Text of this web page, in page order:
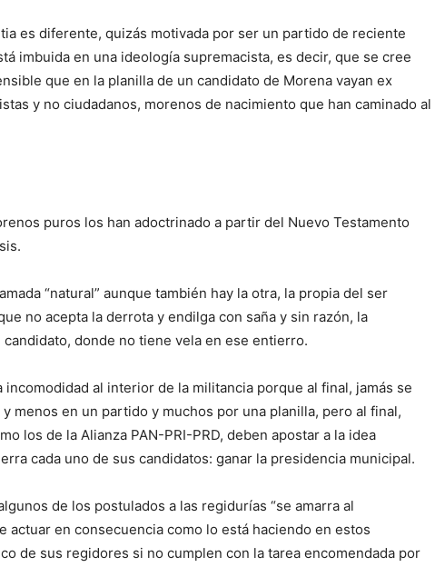
es diferente, quizás motivada por ser un partido de reciente
imbuida en una ideología supremacista, es decir, que se cree
que en la planilla de un candidato de Morena vayan ex
y no ciudadanos, morenos de nacimiento que han caminado al
puros los han adoctrinado a partir del Nuevo Testamento
“natural” aunque también hay la otra, la propia del ser
no acepta la derrota y endilga con saña y sin razón, la
donde no tiene vela en ese entierro.
incomodidad al interior de la militancia porque al final, jamás se
menos en un partido y muchos por una planilla, pero al final,
los de la Alianza PAN-PRI-PRD, deben apostar a la idea
cada uno de sus candidatos: ganar la presidencia municipal.
de los postulados a las regidurías “se amarra al
actuar en consecuencia como lo está haciendo en estos
de sus regidores si no cumplen con la tarea encomendada por